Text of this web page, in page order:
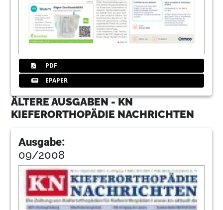
PDF
EPAPER
ÄLTERE AUSGABEN - KN
KIEFERORTHOPÄDIE NACHRICHTEN
Ausgabe:
09/2008